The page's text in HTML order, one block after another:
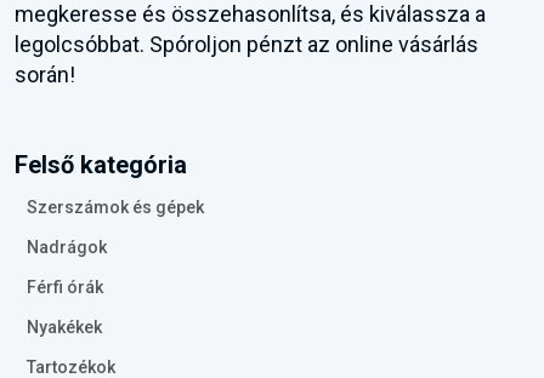
megkeresse és összehasonlítsa, és kiválassza a
legolcsóbbat. Spóroljon pénzt az online vásárlás
során!
Felső kategória
Szerszámok és gépek
Nadrágok
Férfi órák
Nyakékek
Tartozékok